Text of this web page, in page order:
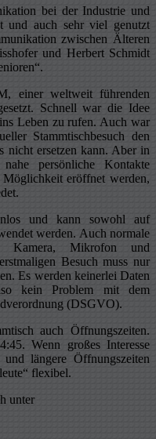
bei der Industrie und
und auch sehr viel genutzt
zwischen Älteren
und Herbert Schmidt
einer weltweit führenden
Schnell war die Idee
Leben zu rufen. Auch war
Stammtischbesuch den
nicht ersetzen kann. Aber in
persönliche Kontakte
eröffnet werden,
und kann sowohl auf
werden. Auch normale
Kamera, Mikrofon und
Besuch muss nur
Es werden keinerlei Daten
kein Problem mit dem
(DSGVO).
auch Öffnungszeiten.
Wenn großes Interesse
längere Öffnungszeiten
flexibel.
unter